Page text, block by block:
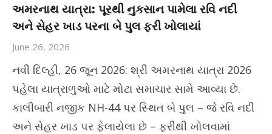
અમરનાથ યાત્રા: પૂરથી નુકસાન પામેલા રવિ નદી
અને સેહર ખાડ પરના બે પુલ ફરી ખોલાયાં
June 26, 2026
નવી દિલ્હી, 26 જૂન 2026: શ્રી અમરનાથ યાત્રા 2026
પહેલા યાત્રાળુઓ માટે મોટા સમાચાર સામે આવ્યા છે.
કાલીબારી નજીક NH-44 પર સ્થિત બે પુલ – જે રવિ નદી
અને સેહર ખાડ પર ફેલાયેલા છે – ફરીથી ખોલવામાં